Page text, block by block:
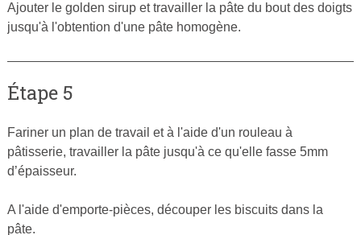
Ajouter le golden sirup et travailler la pâte du bout des doigts
jusqu'à l'obtention d'une pâte homogène.
Étape 5
Fariner un plan de travail et à l'aide d'un rouleau à
pâtisserie, travailler la pâte jusqu'à ce qu'elle fasse 5mm
d’épaisseur.
A l'aide d'emporte-pièces, découper les biscuits dans la
pâte.